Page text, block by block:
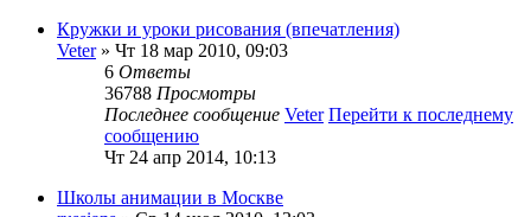
Кружки и уроки рисования (впечатления)
Veter» Чт 18 мар 2010, 09:03
6 Ответы
36788 Просмотры
Последнее сообщение Veter Перейти к последнему
сообщению
Чт 24 апр 2014, 10:13
Школы анимации в Москве